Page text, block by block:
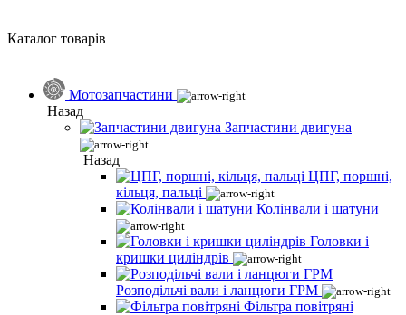
Каталог товарів
Мотозапчастини
Назад
Запчастини двигуна
Назад
ЦПГ, поршні,
кільця, пальці
Колінвали і шатуни
Головки і
кришки циліндрів
Розподільчі вали і ланцюги ГРМ
Фільтра повітряні